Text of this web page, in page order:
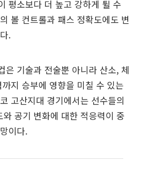
평소보다 더 높고 강하게 튈 수
볼 컨트롤과 패스 정확도에도 변
.
은 기술과 전술뿐 아니라 산소, 체
지 승부에 영향을 미칠 수 있는
고산지대 경기에서는 선수들의
공기 변화에 대한 적응력이 중
이다.